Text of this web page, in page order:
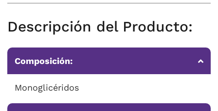
Descripción del Producto:
Composición:
Monoglicéridos